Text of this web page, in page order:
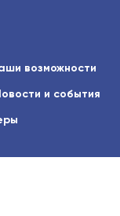
возможности
и события